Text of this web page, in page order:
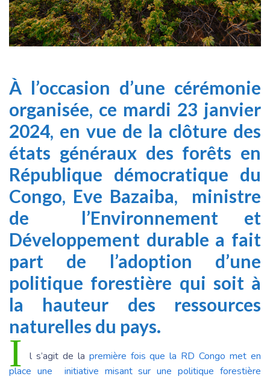
À l’occasion d’une cérémonie
organisée, ce mardi 23 janvier
2024, en vue de la clôture des
états généraux des forêts en
République démocratique du
Congo, Eve Bazaiba, ministre
de l’Environnement et
Développement durable a fait
part de l’adoption d’une
politique forestière qui soit à
la hauteur des ressources
naturelles du pays.
I l s’agit de la première fois que la RD Congo met en
place une initiative misant sur une politique forestière